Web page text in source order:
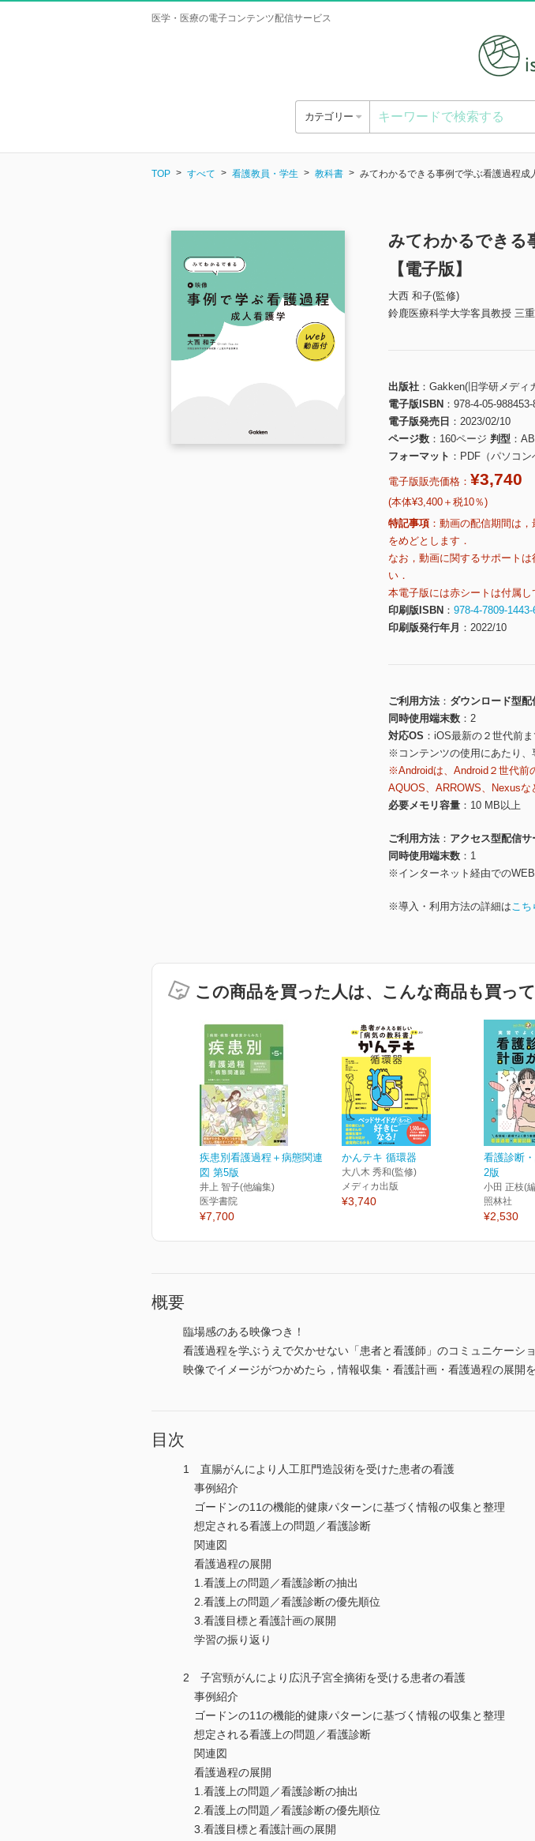
医学・医療の電子コンテンツ配信サービス
カテゴリー
TOP すべて 看護教員・学生 教科書 みてわかるできる事例で学ぶ看護過程
みてわかるできる
【電子版】
大西 和子(監修)
鈴鹿医療科学大学客員教授 三
出版社
Gakken(旧学研メディ
電子版ISBN
978-4-05-988453-
電子版発売日
2023/02/10
ページ数
160ページ 判型
AB
フォーマット
PDF（パソコン
電子版販売価格： ¥3,740
(本体¥3,400＋税10％)
特記事項
動画の配信期間は
をめどとします．
なお，動画に関するサポート
い．
本電子版には赤シートは付属し
印刷版ISBN
978-4-7809-1443-
印刷版発行年月
2022/10
ご利用方法
ダウンロード型配
同時使用端末数
2
対応OS
iOS最新の２世代前
※コンテンツの使用にあたり
※Androidは、Android２世代前
AQUOS、ARROWS、Nexus
必要メモリ容量
10 MB以上
ご利用方法
アクセス型配信サ
同時使用端末数
1
※インターネット経由での
※導入・利用方法の詳細はこち
この商品を買った人は、こんな商品も買って
疾患別看護過程＋病態関連
図 第5版
井上 智子(他編集)
医学書院
¥7,700
かんテキ 循環器
大八木 秀和(監修)
メディカ出版
¥3,740
看護診断
2版
小田 正枝(
照林社
¥2,530
概要
臨場感のある映像つき！
看護過程を学ぶうえで欠かせない「患者と看護師」のコミュニケーシ
映像でイメージがつかめたら，情報収集・看護計画・看護過程の展開
目次
1 直腸がんにより人工肛門造設術を受けた患者の看護
事例紹介
ゴードンの11の機能的健康パターンに基づく情報の収集と整理
想定される看護上の問題／看護診断
関連図
看護過程の展開
1.看護上の問題／看護診断の抽出
2.看護上の問題／看護診断の優先順位
3.看護目標と看護計画の展開
学習の振り返り
2 子宮頸がんにより広汎子宮全摘術を受ける患者の看護
事例紹介
ゴードンの11の機能的健康パターンに基づく情報の収集と整理
想定される看護上の問題／看護診断
関連図
看護過程の展開
1.看護上の問題／看護診断の抽出
2.看護上の問題／看護診断の優先順位
3.看護目標と看護計画の展開